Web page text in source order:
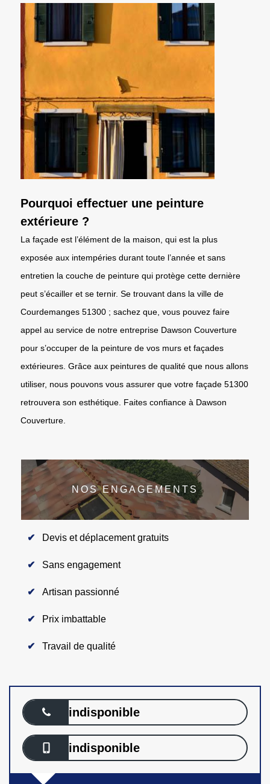
Pourquoi effectuer une peinture
extérieure ?
La façade est l’élément de la maison, qui est la plus
exposée aux intempéries durant toute l’année et sans
entretien la couche de peinture qui protège cette dernière
peut s’écailler et se ternir. Se trouvant dans la ville de
Courdemanges 51300 ; sachez que, vous pouvez faire
appel au service de notre entreprise Dawson Couverture
pour s’occuper de la peinture de vos murs et façades
extérieures. Grâce aux peintures de qualité que nous allons
utiliser, nous pouvons vous assurer que votre façade 51300
retrouvera son esthétique. Faites confiance à Dawson
Couverture.
NOS ENGAGEMENTS
Devis et déplacement gratuits
Sans engagement
Artisan passionné
Prix imbattable
Travail de qualité
indisponible
indisponible